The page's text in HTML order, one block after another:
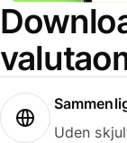
Uden